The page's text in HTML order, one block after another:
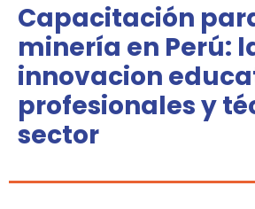
Capacitación
minería en Perú:
innovacion
profesionales y
sector